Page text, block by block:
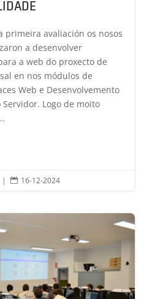
primeira avaliación os nosos
a desenvolver
a web do proxecto de
en nos módulos de
Web e Desenvolvemento
Logo de moito
|  16-12-2024